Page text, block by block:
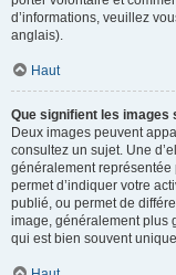
d’informations, veuillez
anglais).
Haut
Que signifient les images
Deux images peuvent
consultez un sujet. Une
généralement représentée
permet d’indiquer votre
publié, ou permet de
image, généralement plus
qui est bien souvent